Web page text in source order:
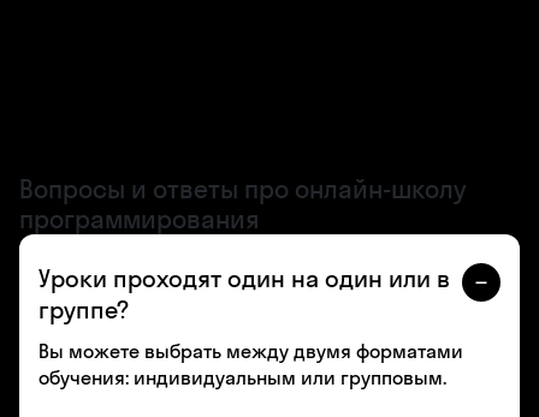
Вопросы и ответы про онлайн-школу
программирования
Уроки проходят один на один или в
группе?
Вы можете выбрать между двумя форматами
обучения: индивидуальным или групповым.